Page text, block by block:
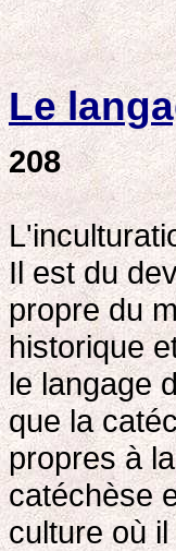
Le
208
Il est du
propre du
historique
le langage
que la
propres à
catéchèse
culture où